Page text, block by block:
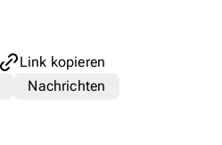
Link kopieren
Nachrichten